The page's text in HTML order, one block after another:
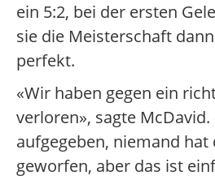
ein 5:2, bei der ersten
sie die Meisterschaft
perfekt.
«Wir haben gegen ein
verloren», sagte
aufgegeben, niemand hat
geworfen, aber das ist